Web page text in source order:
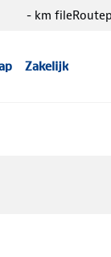
Zakelijk
- km file